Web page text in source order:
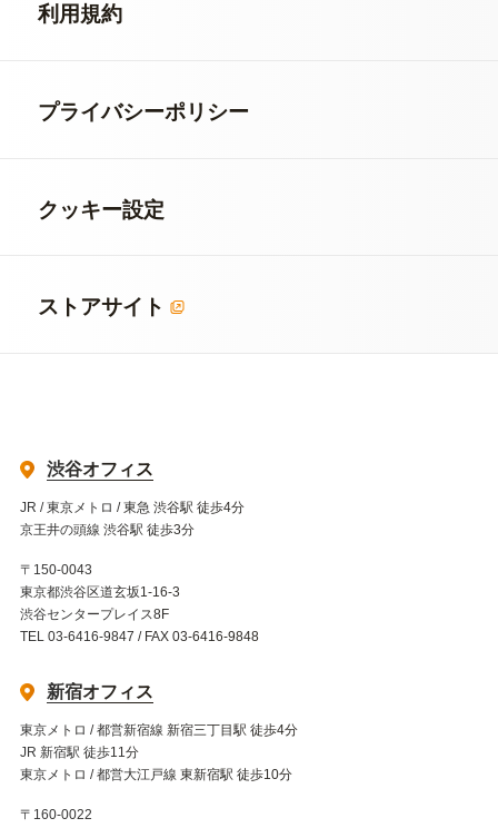
利用規約
プライバシーポリシー
クッキー設定
ストアサイト
渋谷オフィス
JR / 東京メトロ / 東急 渋谷駅 徒歩4分
京王井の頭線 渋谷駅 徒歩3分
〒150-0043
東京都渋谷区道玄坂1-16-3
渋谷センタープレイス8F
TEL 03-6416-9847 / FAX 03-6416-9848
新宿オフィス
東京メトロ / 都営新宿線 新宿三丁目駅 徒歩4分
JR 新宿駅 徒歩11分
東京メトロ / 都営大江戸線 東新宿駅 徒歩10分
〒160-0022